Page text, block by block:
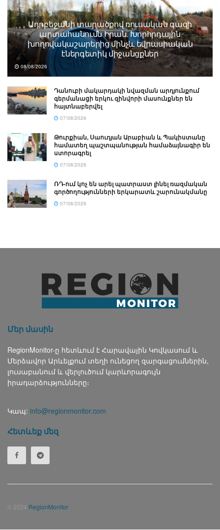
Ադրբեջանի տարածքով ռուսական գազի
արտահանումն Իրան. Խորհրդային
խողովակաշարերից մինչև եվրասիական
էներգետիկ միջանցքներ
08/08/2026
Դանուբի մակարդակի նվազման արդյունքում
գերմանացի երկու զինվորի մասունքներ են
հայտնաբերվել
07/08/2026
Թուրքիան, Սաուդյան Արաբիան և Պակիստանը
համատեղ պաշտպանության համաձայնագիր են
ստորագրել
07/08/2026
ՌԴ-ում կոչ են արել պատրաստ լինել ռազմական
գործողությունների երկարատև շարունակմանը
07/08/2026
Մեր մասին
RegionMonitor-ը հետևում է Հարավային Կովկասում և
Մերձավոր Արևելքում տեղի ունեցող զարգացումներին,
լուսաբանում և վերլուծում կարևորագույն
իրադարձությունները։
Կապ: info@regionmonitor.com
Հետևեք մեզ
© 2024 RegionMonitor